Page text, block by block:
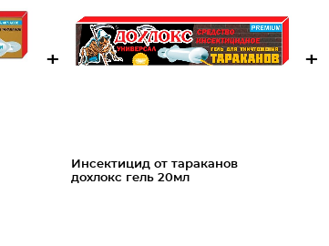
+
Инсектицид от тараканов
дохлокс гель 20мл
+